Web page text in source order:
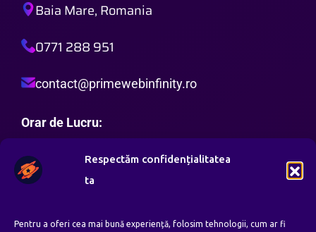
Respectăm confidențialitatea
ta
Pentru a oferi cea mai bună experiență, folosim tehnologii, cum ar fi
Baia Mare, Romania
0771 288 951
contact@primewebinfinity.ro
Orar de Lucru:
Luni – Vineri: 8:00 AM – 8:00 PM
Sambata: 8:00 AM – 4:00 PM